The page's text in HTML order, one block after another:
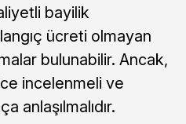
bayilik
ücreti olmayan
bulunabilir. Ancak,
incelenmeli ve
anlaşılmalıdır.